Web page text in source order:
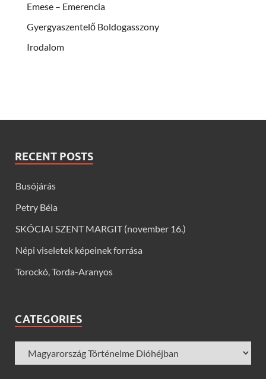
Emese – Emerencia
Gyergyaszentelő Boldogasszony
Irodalom
RECENT POSTS
Busójárás
Petry Béla
SKÓCIAI SZENT MARGIT (november 16.)
Népi viseletek képeinek forrása
Torockó, Torda-Aranyos
CATEGORIES